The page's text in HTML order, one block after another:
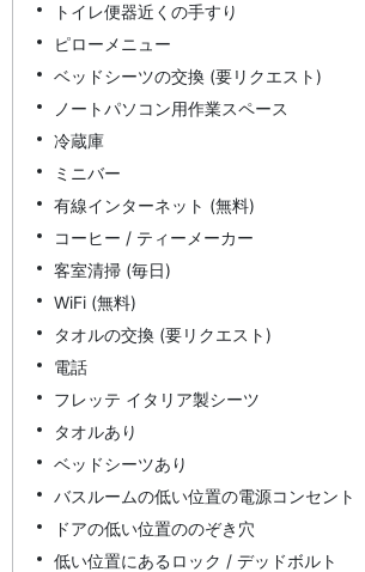
トイレ便器近くの手すり
ピローメニュー
ベッドシーツの交換 (要リクエスト)
ノートパソコン用作業スペース
冷蔵庫
ミニバー
有線インターネット (無料)
コーヒー / ティーメーカー
客室清掃 (毎日)
WiFi (無料)
タオルの交換 (要リクエスト)
電話
フレッテ イタリア製シーツ
タオルあり
ベッドシーツあり
バスルームの低い位置の電源コンセント
ドアの低い位置ののぞき穴
低い位置にあるロック / デッドボルト